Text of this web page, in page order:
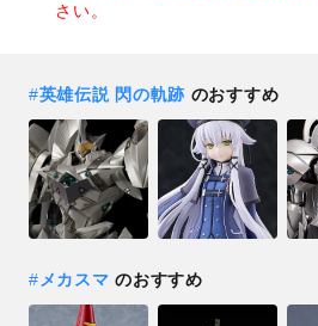
さい。
#英雄伝説 閃の軌跡 のおすすめ
# メカスマ のおすすめ